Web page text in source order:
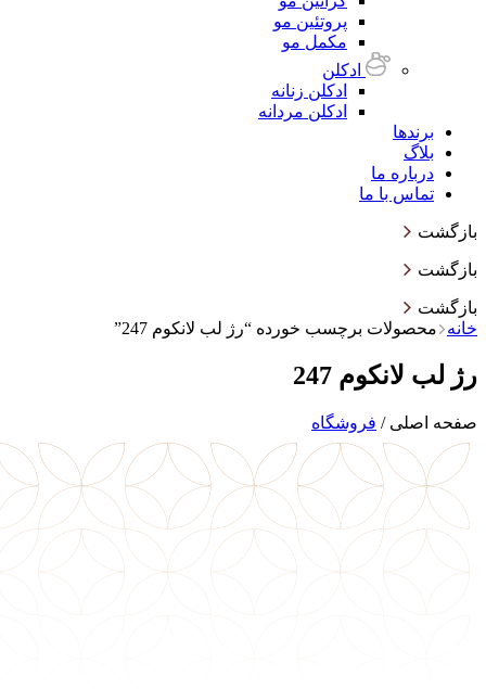
پروتئین مو
مکمل مو
ادکلن
ادکلن زنانه
ادکلن مردانه
برندها
بلاگ
درباره ما
تماس با ما
بازگشت
بازگشت
بازگشت
خانه
محصولات برچسب خورده “رژ لب لانکوم 247”
رژ لب لانکوم 247
صفحه اصلی / فروشگاه